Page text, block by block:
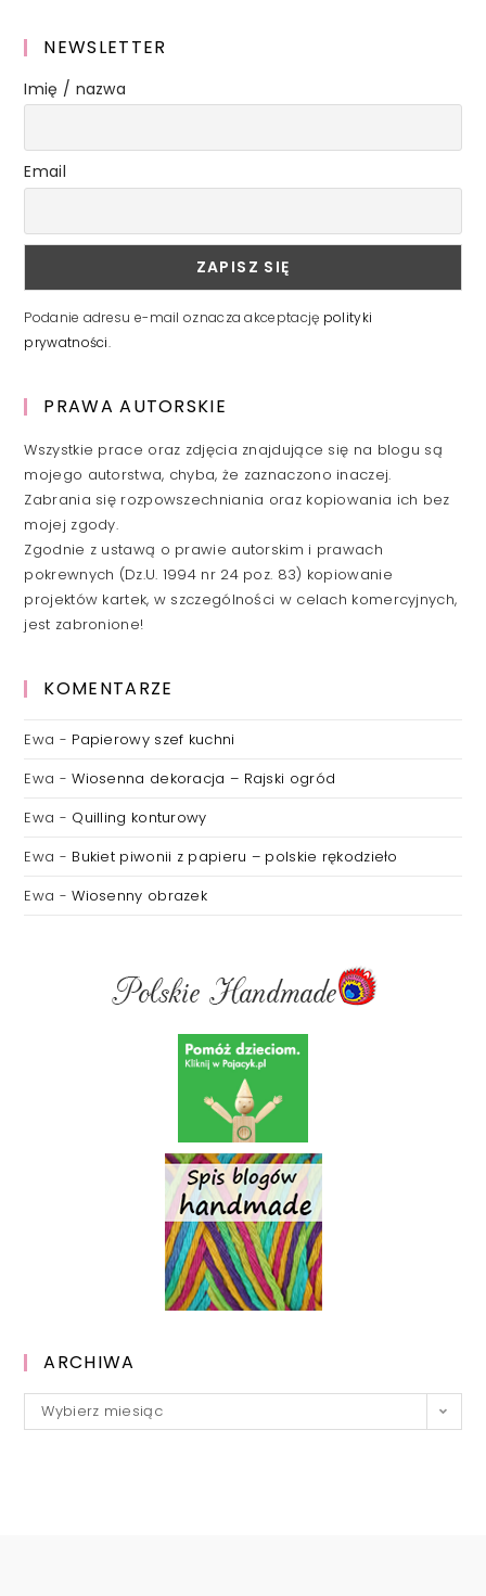
NEWSLETTER
Imię / nazwa
Email
Podanie adresu e-mail oznacza akceptację polityki
prywatności.
PRAWA AUTORSKIE
Wszystkie prace oraz zdjęcia znajdujące się na blogu są
mojego autorstwa, chyba, że zaznaczono inaczej.
Zabrania się rozpowszechniania oraz kopiowania ich bez
mojej zgody.
Zgodnie z ustawą o prawie autorskim i prawach
pokrewnych (Dz.U. 1994 nr 24 poz. 83) kopiowanie
projektów kartek, w szczególności w celach komercyjnych,
jest zabronione!
KOMENTARZE
Ewa - Papierowy szef kuchni
Ewa -Wiosenna dekoracja – Rajski ogród
Ewa - Quilling konturowy
Ewa - Bukiet piwonii z papieru – polskie rękodzieło
Ewa -Wiosenny obrazek
ARCHIWA
Archiwa
Wybierz miesiąc